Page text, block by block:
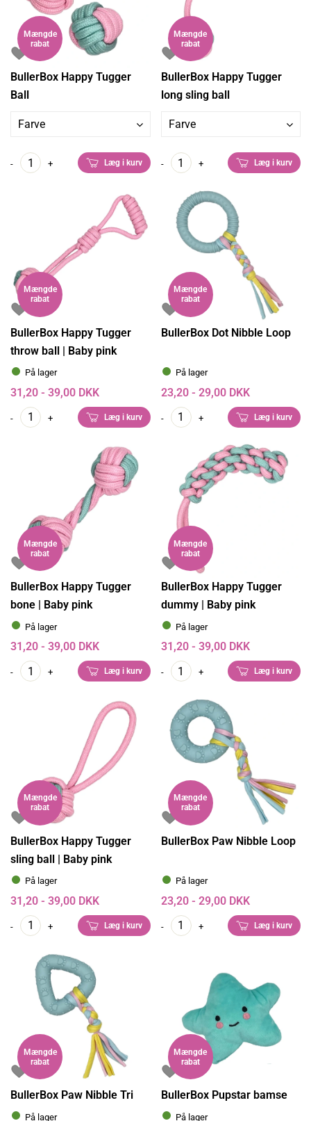
Mængde
rabat
BullerBox Happy Tugger
Ball
Farve
- + Læg i kurv
Mængde
rabat
BullerBox Happy Tugger
long sling ball
Farve
- + Læg i kurv
Mængde
rabat
BullerBox Happy Tugger
throw ball | Baby pink
På lager
31,20 - 39,00 DKK
- + Læg i kurv
Mængde
rabat
BullerBox Dot Nibble Loop
På lager
23,20 - 29,00 DKK
- + Læg i kurv
Mængde
rabat
BullerBox Happy Tugger
bone | Baby pink
På lager
31,20 - 39,00 DKK
- + Læg i kurv
Mængde
rabat
BullerBox Happy Tugger
dummy | Baby pink
På lager
31,20 - 39,00 DKK
- + Læg i kurv
Mængde
rabat
BullerBox Happy Tugger
sling ball | Baby pink
På lager
31,20 - 39,00 DKK
- + Læg i kurv
Mængde
rabat
BullerBox Paw Nibble Loop
På lager
23,20 - 29,00 DKK
- + Læg i kurv
Mængde
rabat
BullerBox Paw Nibble Tri
På lager
Mængde
rabat
BullerBox Pupstar bamse
På lager